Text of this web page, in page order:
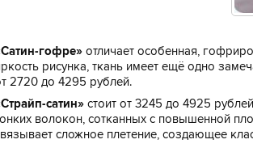
гофре» отличает особенная,
рисунка, ткань имеет ещё одно
2720 до 4295 рублей.
сатин» стоит от 3245 до 4925
волокон, сотканных с повышенной
сложное плетение, создающее